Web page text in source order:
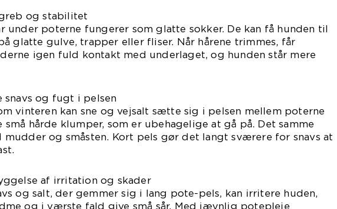
og stabilitet
under poterne fungerer som glatte sokker. De kan få hunden til
glatte gulve, trapper eller fliser. Når hårene trimmes, får
igen fuld kontakt med underlaget, og hunden står mere
snavs og fugt i pelsen
vinteren kan sne og vejsalt sætte sig i pelsen mellem poterne
små hårde klumper, som er ubehagelige at gå på. Det samme
mudder og småsten. Kort pels gør det langt sværere for snavs at
af irritation og skader
og salt, der gemmer sig i lang pote-pels, kan irritere huden,
og i værste fald give små sår. Med jævnlig potepleje